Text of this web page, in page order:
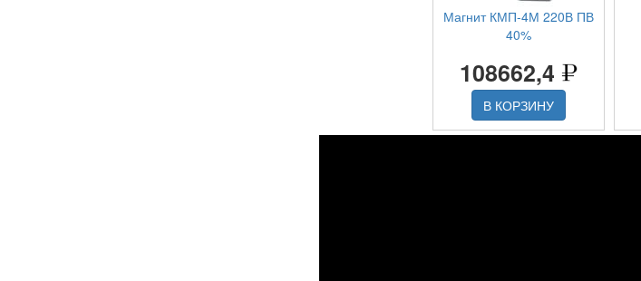
Магнит КМП-4М 220В ПВ
40%
108662,4
В КОРЗИНУ